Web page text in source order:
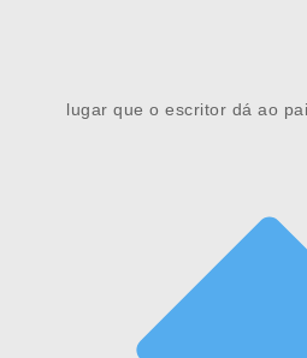
lugar que o escritor dá ao